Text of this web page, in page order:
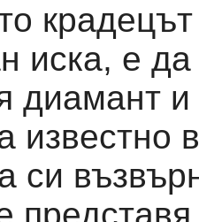
иска, е да
диамант
известно
си